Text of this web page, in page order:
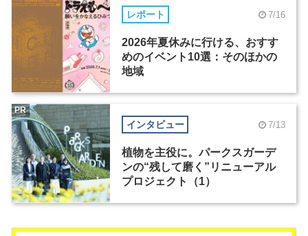
レポート 7/16
2026年夏休みに行ける、おすす
めのイベント10選：そのほかの
地域
インタビュー 7/13
植物を主役に。パークスガーデ
ンの“残して磨く”リニューアル
プロジェクト（1）
PR